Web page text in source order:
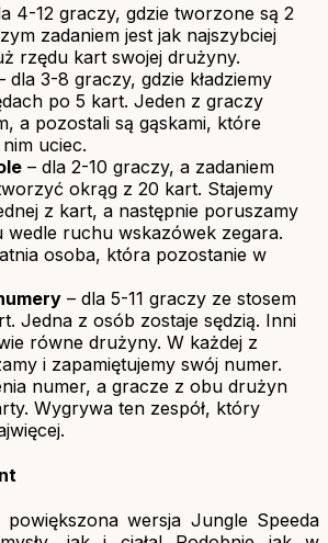
4-12 graczy, gdzie tworzone są 2
zadaniem jest jak najszybciej
rzędu kart swojej drużyny.
dla 3-8 graczy, gdzie kładziemy
po 5 kart. Jeden z graczy
a pozostali są gąskami, które
uciec.
– dla 2-10 graczy, a zadaniem
okrąg z 20 kart. Stajemy
z kart, a następnie poruszamy
wedle ruchu wskazówek zegara.
osoba, która pozostanie w
– dla 5-11 graczy ze stosem
Jedna z osób zostaje sędzią. Inni
równe drużyny. W każdej z
i zapamiętujemy swój numer.
numer, a gracze z obu drużyn
Wygrywa ten zespół, który
wersja Jungle Speeda